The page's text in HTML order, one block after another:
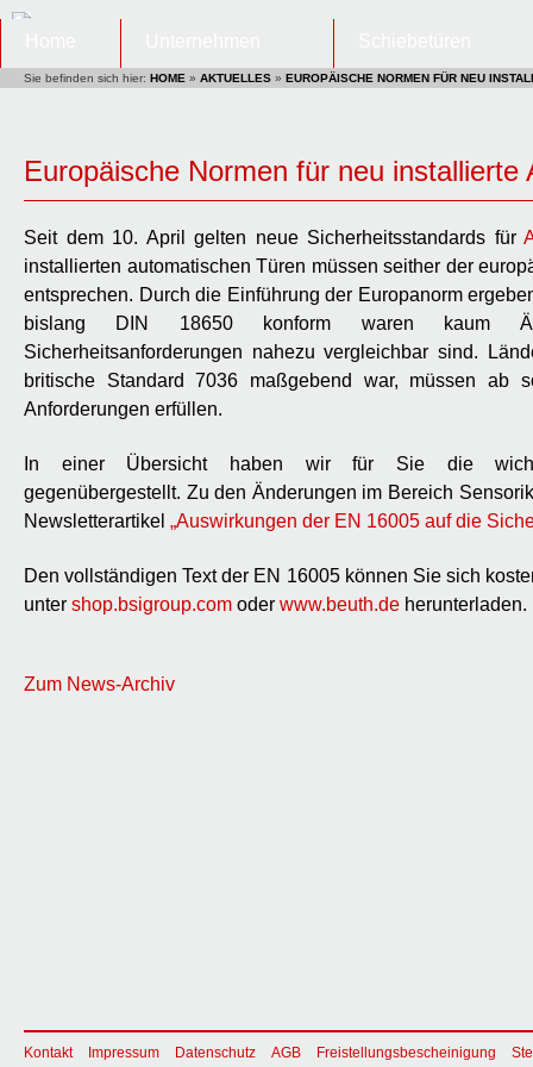
Sie befinden sich hier: HOME » AKTUELLES » EUROPÄISCHE NORMEN FÜR NEU
Europäische Normen für neu installierte
Seit dem 10. April gelten neue Sicherheitsstandards für
installierten automatischen Türen müssen seither der
entsprechen. Durch die Einführung der Europanorm
bislang DIN 18650 konform waren kaum
Sicherheitsanforderungen nahezu vergleichbar sind.
britische Standard 7036 maßgebend war, müssen ab
Anforderungen erfüllen.
In einer Übersicht haben wir für Sie die
gegenübergestellt. Zu den Änderungen im Bereich
Newsletterartikel „Auswirkungen der EN 16005 auf die
Den vollständigen Text der EN 16005 können Sie sich
unter shop.bsigroup.com oder www.beuth.de herunterladen.
Zum News-Archiv
Kontakt Impressum Datenschutz AGB Freistellungsbescheinigung